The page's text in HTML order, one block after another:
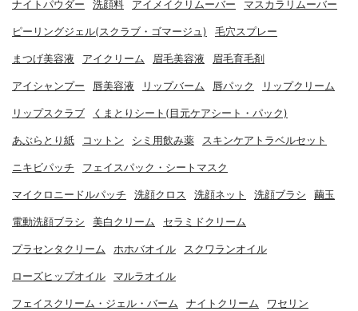
ナイトパウダー 洗顔料 アイメイクリムーバー マスカラリムーバー
ピーリングジェル(スクラブ・ゴマージュ) 毛穴スプレー
まつげ美容液 アイクリーム 眉毛美容液 眉毛育毛剤
アイシャンプー 唇美容液 リップバーム 唇パック リップクリーム
リップスクラブ くまとりシート(目元ケアシート・パック)
あぶらとり紙 コットン シミ用飲み薬 スキンケアトラベルセット
ニキビパッチ フェイスパック・シートマスク
マイクロニードルパッチ 洗顔クロス 洗顔ネット 洗顔ブラシ 繭玉
電動洗顔ブラシ 美白クリーム セラミドクリーム
プラセンタクリーム ホホバオイル スクワランオイル
ローズヒップオイル マルラオイル
フェイスクリーム・ジェル・バーム ナイトクリーム ワセリン